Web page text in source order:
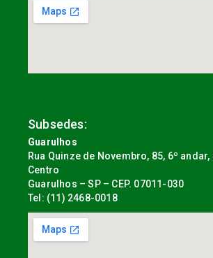
Subsedes:
Guarulhos
Rua Quinze de Novembro, 85, 6º
Centro
Guarulhos – SP – CEP. 07011-030
Tel: (11) 2468-0018